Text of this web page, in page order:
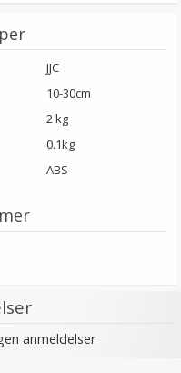
JJC
10-30cm
2 kg
0.1kg
ABS
anmeldelser